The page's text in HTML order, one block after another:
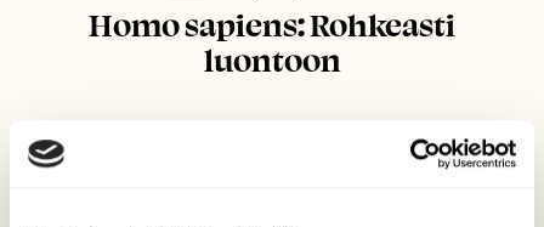
Homo sapiens: Rohkeasti
luontoon